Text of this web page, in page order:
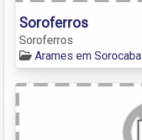
Soroferros
Soroferros
Arames em Sorocaba